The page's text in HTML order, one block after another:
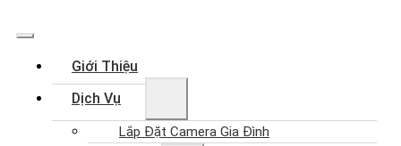
Giới Thiệu
Dịch Vụ
Lắp Đặt Camera Gia Đình